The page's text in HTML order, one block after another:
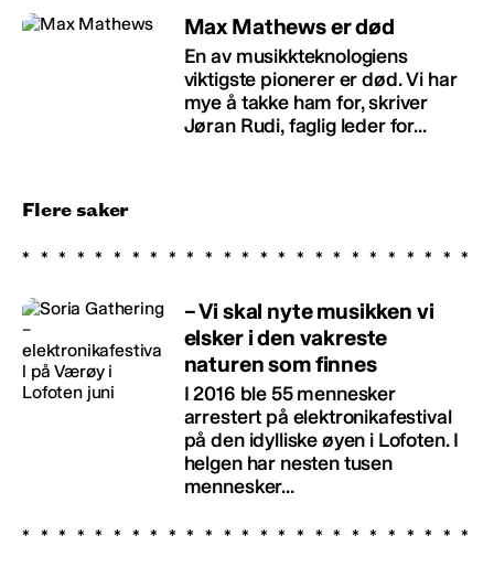
Max Mathews er død
En av musikkteknologiens
viktigste pionerer er død. Vi har
mye å takke ham for, skriver
Jøran Rudi, faglig leder for...
Flere saker
– Vi skal nyte musikken vi
elsker i den vakreste
naturen som finnes
I 2016 ble 55 mennesker
arrestert på elektronikafestival
på den idylliske øyen i Lofoten. I
helgen har nesten tusen
mennesker...